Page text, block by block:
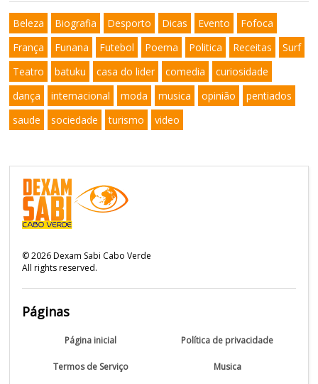
Beleza Biografia Desporto Dicas Evento
Fofoca
França
Funana Futebol Poema Politica Receitas
Surf
Teatro
batuku casa do lider comedia
curiosidade
dança
internacional moda musica opinião
pentiados
saude
sociedade turismo video
©2026Dexam Sabi Cabo Verde
All rights reserved.
Páginas
Página inicial Política de privacidade
Termos de Serviço Musica